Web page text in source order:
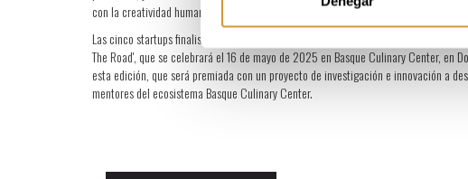
con la creatividad humana, y advierte sobre riesgos como la ilusión de
Las cinco startups finalistas Bellyfood (Copenhague), Effium (Rotterdam), The
The Road', que se celebrará el 16 de mayo de 2025 en Basque Culinary Center,
esta edición, que será premiada con un proyecto de investigación e innovación a
mentores del ecosistema Basque Culinary Center.